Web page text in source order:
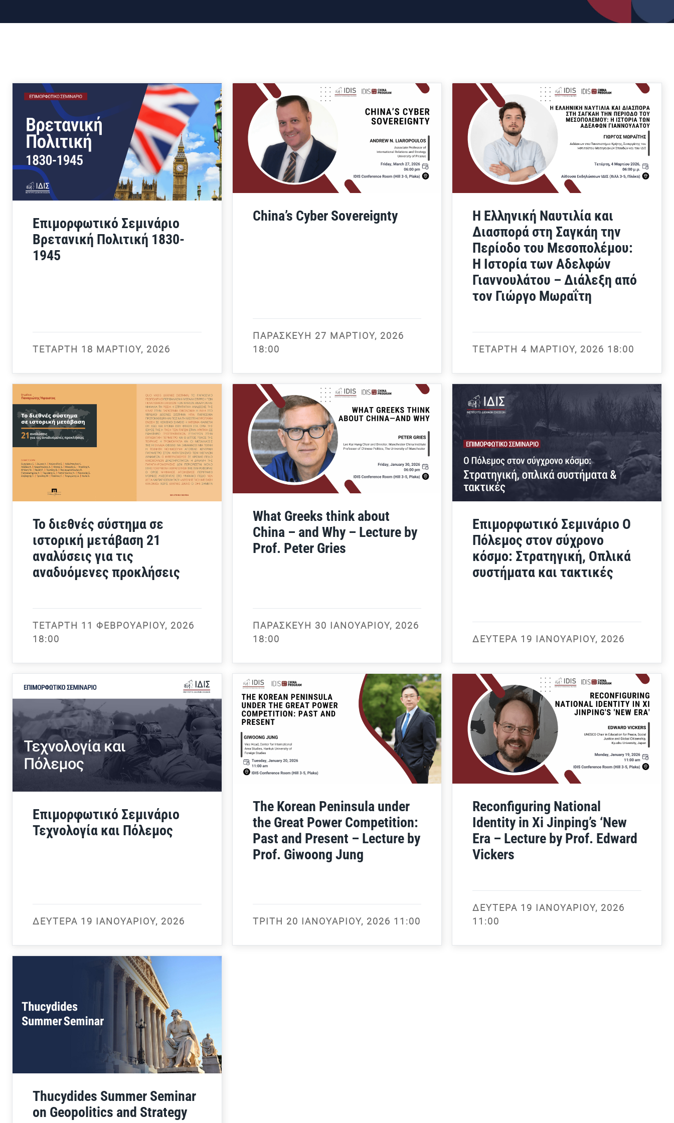
Επιμορφωτικό Σεμινάριο
Βρετανική Πολιτική 1830-
1945
ΤΕΤΆΡΤΗ 18 ΜΑΡΤΊΟΥ, 2026
China’s Cyber Sovereignty
ΠΑΡΑΣΚΕΥΉ 27 ΜΑΡΤΊΟΥ, 2026
18:00
Η Ελληνική Ναυτιλία και
Διασπορά στη Σαγκάη την
Περίοδο του Μεσοπολέμου:
Η Ιστορία των Αδελφών
Γιαννουλάτου – Διάλεξη από
τον Γιώργο Μωραΐτη
ΤΕΤΆΡΤΗ 4 ΜΑΡΤΊΟΥ, 2026 18:00
Το διεθνές σύστημα σε
ιστορική μετάβαση 21
αναλύσεις για τις
αναδυόμενες προκλήσεις
ΤΕΤΆΡΤΗ 11 ΦΕΒΡΟΥΑΡΊΟΥ, 2026
18:00
What Greeks think about
China – and Why – Lecture by
Prof. Peter Gries
ΠΑΡΑΣΚΕΥΉ 30 ΙΑΝΟΥΑΡΊΟΥ, 2026
18:00
Επιμορφωτικό Σεμινάριο Ο
Πόλεμος στον σύχρονο
κόσμο: Στρατηγική, Οπλικά
συστήματα και τακτικές
ΔΕΥΤΈΡΑ 19 ΙΑΝΟΥΑΡΊΟΥ, 2026
Επιμορφωτικό Σεμινάριο
Τεχνολογία και Πόλεμος
ΔΕΥΤΈΡΑ 19 ΙΑΝΟΥΑΡΊΟΥ, 2026
The Korean Peninsula under
the Great Power Competition:
Past and Present – Lecture by
Prof. Giwoong Jung
ΤΡΊΤΗ 20 ΙΑΝΟΥΑΡΊΟΥ, 2026 11:00
Reconfiguring National
Identity in Xi Jinping’s ‘New
Era – Lecture by Prof. Edward
Vickers
ΔΕΥΤΈΡΑ 19 ΙΑΝΟΥΑΡΊΟΥ, 2026
11:00
Thucydides Summer Seminar
on Geopolitics and Strategy